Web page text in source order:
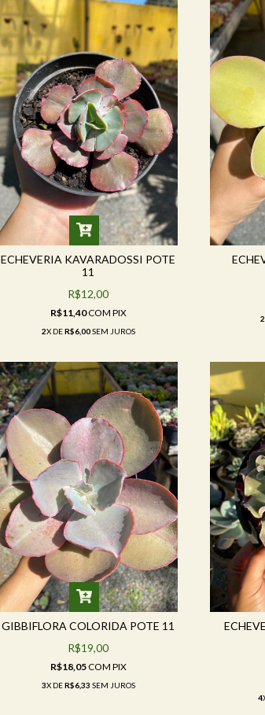
ECHEVERIA KAVARADOSSI POTE
11
R$12,00
R$11,40COM PIX
2X DER$6,00SEM JUROS
2
GIBBIFLORA COLORIDA POTE 11
R$19,00
R$18,05COM PIX
3X DER$6,33 SEM JUROS
4